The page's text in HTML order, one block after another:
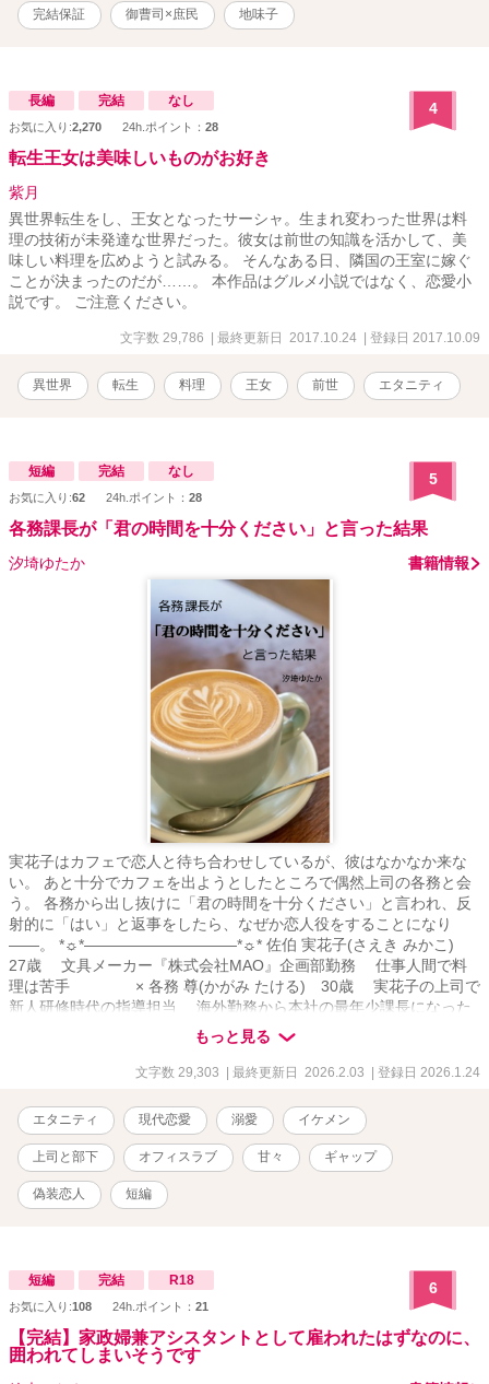
れる お世話になったおじいさまのためにと了承して 形式的に夫婦に
なっただけなのに なぜか蒼也の愛は深く甘くなる一方で ところが、
完結保証 御曹司×庶民 地味子
長編 完結 なし
お気に入り:2,270 24h.ポイント： 28
4
転生王女は美味しいものがお好き
紫月
異世界転生をし、王女となったサーシャ。生まれ変わった世界は料
理の技術が未発達な世界だった。彼女は前世の知識を活かして、美
味しい料理を広めようと試みる。 そんなある日、隣国の王室に嫁ぐ
ことが決まったのだが……。 本作品はグルメ小説ではなく、恋愛小
説です。 ご注意ください。
文字数 29,786 | 最終更新日 2017.10.24 | 登録日 2017.10.09
異世界 転生 料理 王女 前世 エタニティ
短編 完結 なし
お気に入り:62 24h.ポイント： 28
5
各務課長が「君の時間を十分ください」と言った結果
汐埼ゆたか 書籍情報
実花子はカフェで恋人と待ち合わせしているが、彼はなかなか来な
い。 あと十分でカフェを出ようとしたところで偶然上司の各務と会
う。 各務から出し抜けに「君の時間を十分ください」と言われ、反
射的に「はい」と返事をしたら、なぜか恋人役をすることになり
――。 *☼*――――――――――*☼* 佐伯 実花子(さえき みかこ)
27歳 文具メーカー『株式会社MAO』企画部勤務 仕事人間で料
理は苦手 × 各務 尊(かがみ たける) 30歳 実花子の上司で
新人研修時代の指導担当 海外勤務から本社の最年少課長になった
エリート *☼*――――――――――*☼* 『十分』が実花子の運命を思
わぬ方向へ変えていく。 ―――――――――― ※他サイトからの転
載 ※※この物語はフィクションです。登場する人物・団体・名称等
もっと見る
文字数 29,303 | 最終更新日 2026.2.03 | 登録日 2026.1.24
エタニティ 現代恋愛 溺愛 イケメン
上司と部下 オフィスラブ 甘々 ギャップ
偽装恋人 短編
短編 完結 R18
お気に入り:108 24h.ポイント： 21
6
【完結】家政婦兼アシスタントとして雇われたはずなのに、
囲われてしまいそうです